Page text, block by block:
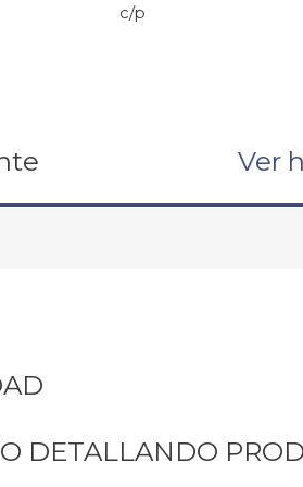
c/p
Ver
DETALLANDO